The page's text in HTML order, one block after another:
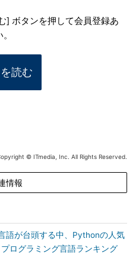
] ボタンを押して会員登録あ
読む
© ITmedia, Inc. All Rights Reserved.
情報
語が台頭する中、Pythonの人気
ログラミング言語ランキング